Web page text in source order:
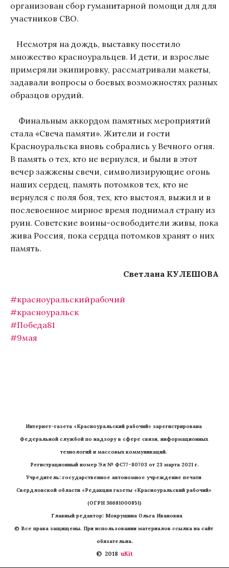
организован сбор гуманитарной помощи для для
участников СВО.
Несмотря на дождь, выставку посетило
множество красноуральцев. И дети, и взрослые
примеряли экипировку, рассматривали макеты,
задавали вопросы о боевых возможностях разных
образцов орудий.
Финальным аккордом памятных мероприятий
стала «Свеча памяти». Жители и гости
Красноуральска вновь собрались у Вечного огня.
В память о тех, кто не вернулся, и были в этот
вечер зажжены свечи, символизирующие огонь
наших сердец, память потомков тех, кто не
вернулся с поля боя, тех, кто выстоял, выжил и в
послевоенное мирное время поднимал страну из
руин. Советские воины-освободители живы, пока
жива Россия, пока сердца потомков хранят о них
память.
Светлана КУЛЕШОВА
#красноуральскийрабочий
#красноуральск
#Победа81
#9мая
Интернет-газета «Красноуральский рабочий» зарегистрирована
Федеральной службой по надзору в сфере связи, информационных
технологий и массовых коммуникаций.
Регистрационный номер Эл № ФС77-80703 от 23 марта 2021 г.
Учредитель: государственное автономное учреждение печати
Свердловской области «Редакция газеты «Красноуральский рабочий»
(ОГРН 36681000851)
   Главный редактор: Мокрушина Ольга Ивановна
© Все права защищены. При использовании материалов ссылка на сайт
обязательна.
©  2018 uKit